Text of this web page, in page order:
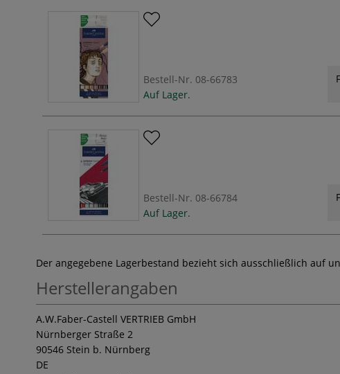
Bestell-Nr. 08-66783
Auf Lager.
Bestell-Nr. 08-66784
Auf Lager.
Der angegebene Lagerbestand bezieht sich ausschließlich auf
Herstellerangaben
A.W.Faber-Castell VERTRIEB GmbH
Nürnberger Straße 2
90546 Stein b. Nürnberg
DE